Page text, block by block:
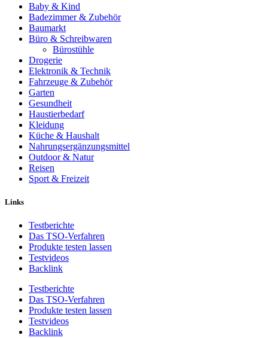
Baby & Kind
Badezimmer & Zubehör
Baumarkt
Büro & Schreibwaren
Bürostühle
Drogerie
Elektronik & Technik
Fahrzeuge & Zubehör
Garten
Gesundheit
Haustierbedarf
Kleidung
Küche & Haushalt
Nahrungsergänzungsmittel
Outdoor & Natur
Reisen
Sport & Freizeit
Links
Testberichte
Das TSO-Verfahren
Produkte testen lassen
Testvideos
Backlink
Testberichte
Das TSO-Verfahren
Produkte testen lassen
Testvideos
Backlink